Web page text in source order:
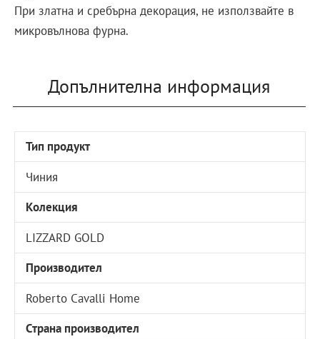
При златна и сребърна декорация, не използвайте в
микровълнова фурна.
Допълнителна информация
Тип продукт
Чиния
Колекция
LIZZARD GOLD
Производител
Roberto Cavalli Home
Страна производител